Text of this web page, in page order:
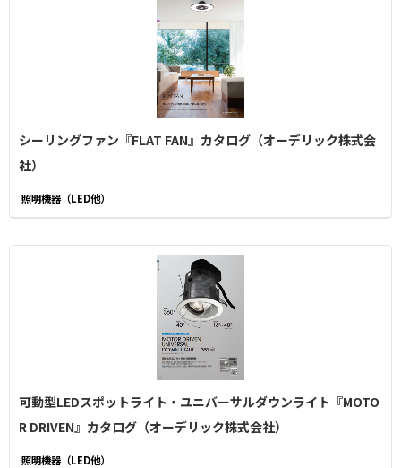
シーリングファン『FLAT FAN』カタログ（オーデリック株式会
社）
照明機器（LED他）
可動型LEDスポットライト・ユニバーサルダウンライト『MOTO
R DRIVEN』カタログ（オーデリック株式会社）
照明機器（LED他）